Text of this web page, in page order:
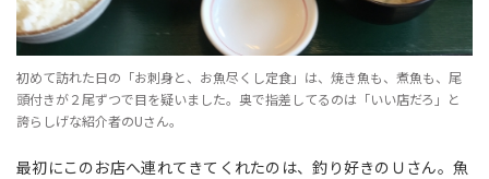
初めて訪れた日の「お刺身と、お魚尽くし定食」は、焼き魚も、煮魚も、尾
頭付きが２尾ずつで目を疑いました。奥で指差してるのは「いい店だろ」と
誇らしげな紹介者のUさん。
最初にこのお店へ連れてきてくれたのは、釣り好きのＵさん。魚